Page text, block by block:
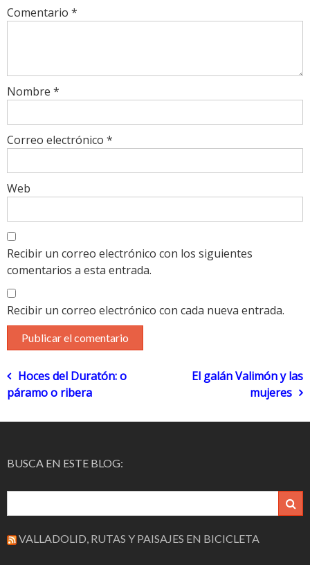
Comentario *
Nombre *
Correo electrónico *
Web
Recibir un correo electrónico con los siguientes
comentarios a esta entrada.
Recibir un correo electrónico con cada nueva entrada.
Navegación
de
Hoces del Duratón: o
páramo o ribera
El galán Valimón y las
mujeres
BUSCA EN ESTE BLOG:
VALLADOLID, RUTAS Y PAISAJES EN BICICLETA